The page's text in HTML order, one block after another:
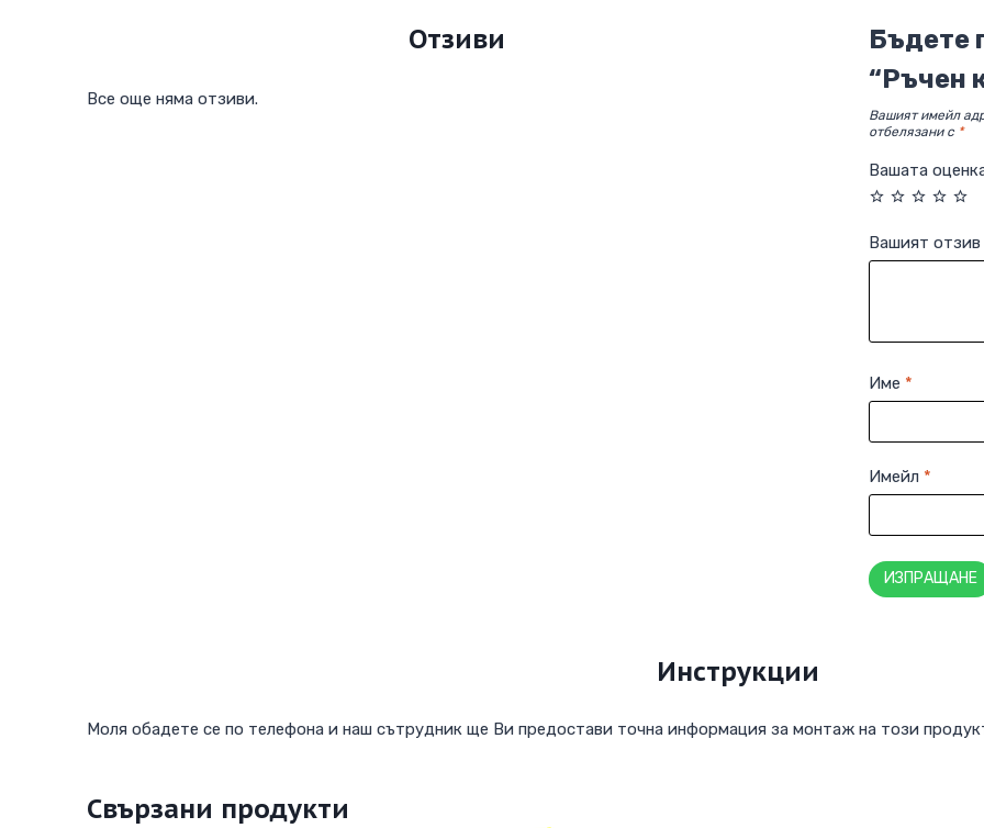
Отзиви
Все още няма отзиви.
Бъдете
“Ръчен
Вашият имейл
отбелязани с *
Вашата
Вашият отзив
Име *
Имейл *
Инструкции
Моля обадете се по телефона и наш сътрудник ще Ви предостави точна информация за монтаж на този
Свързани продукти